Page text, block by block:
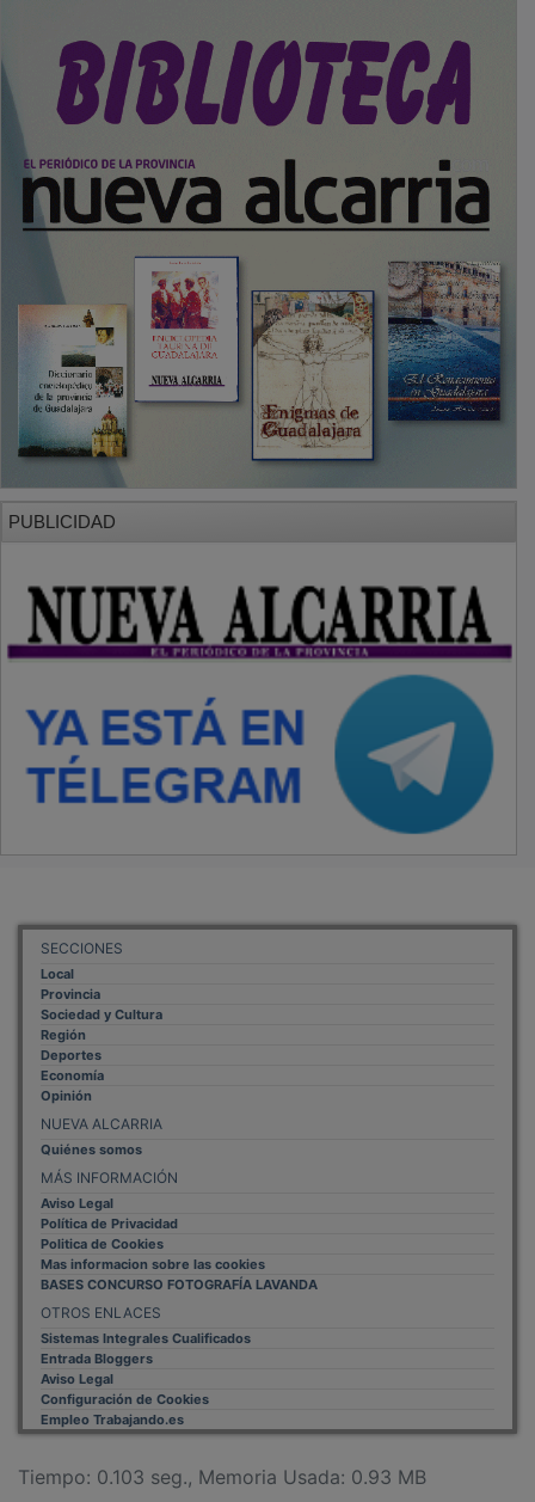
SECCIONES
Local
Provincia
Sociedad y Cultura
Región
Deportes
Economía
Opinión
NUEVA ALCARRIA
Quiénes somos
MÁS INFORMACIÓN
Aviso Legal
Política de Privacidad
Politica de Cookies
Mas informacion sobre las cookies
BASES CONCURSO FOTOGRAFÍA LAVANDA
OTROS ENLACES
Sistemas Integrales Cualificados
Entrada Bloggers
Aviso Legal
Configuración de Cookies
Empleo Trabajando.es